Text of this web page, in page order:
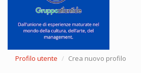
Profilo utente Crea nuovo profilo